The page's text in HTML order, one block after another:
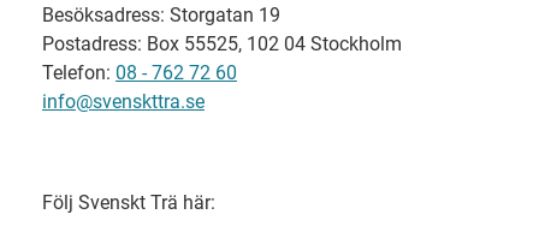
Besöksadress: Storgatan 19
Postadress: Box 55525, 102 04 Stockholm
Telefon: 08 - 762 72 60
info@svenskttra.se
Följ Svenskt Trä här: